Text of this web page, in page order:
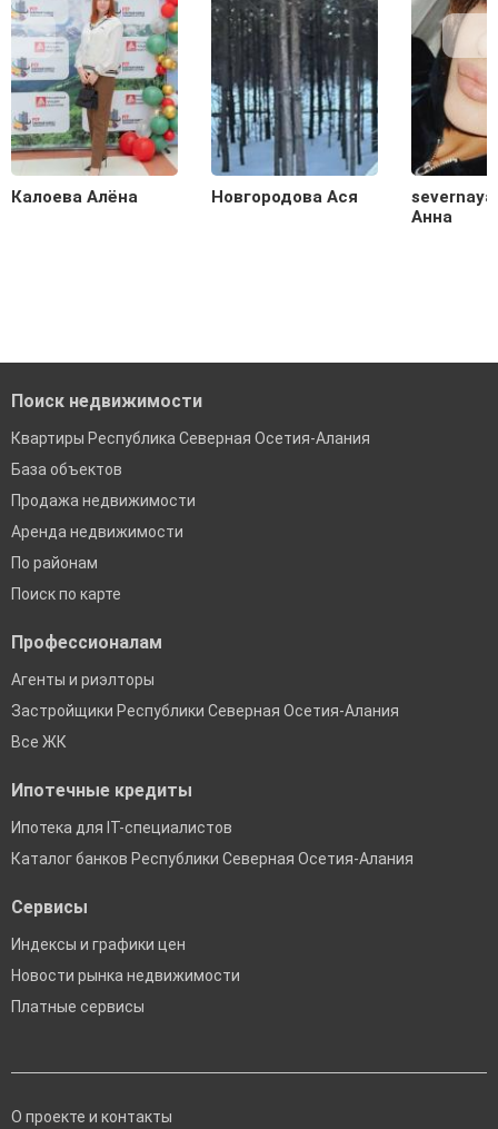
Калоева Алёна Новгородова Ася
Анна
Поиск недвижимости
Квартиры Республика Северная Осетия-Алания
База объектов
Продажа недвижимости
Аренда недвижимости
По районам
Поиск по карте
Профессионалам
Агенты и риэлторы
Застройщики Республики Северная Осетия-Алания
Все ЖК
Ипотечные кредиты
Ипотека для IT-специалистов
Каталог банков Республики Северная Осетия-Алания
Сервисы
Индексы и графики цен
Новости рынка недвижимости
Платные сервисы
О проекте и контакты